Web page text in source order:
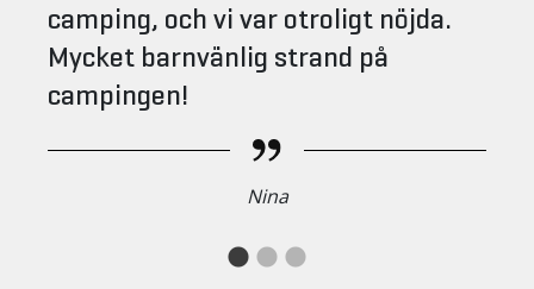
camping, och vi var otroligt nöjda.
Mycket barnvänlig strand på
campingen!
Nina